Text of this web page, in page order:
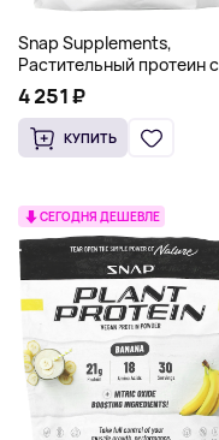
Snap Supplements,
Растительный протеин с
добавкой оксида азота,
ваниль, 868 г
4 251 ₽
КУПИТЬ
СЕГОДНЯ ДЕШЕВЛЕ